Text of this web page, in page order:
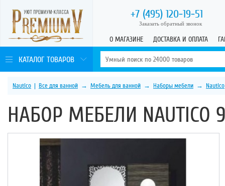
+7 (495) 120-19-51
Заказать обратный звонок
О МАГАЗИНЕ ДОСТАВКА И ОПЛАТА
КАТАЛОГ ТОВАРОВ
Nautico | Все для ванной → Мебель для ванной → Наборы мебели → Nautico
НАБОР МЕБЕЛИ NAUTICO